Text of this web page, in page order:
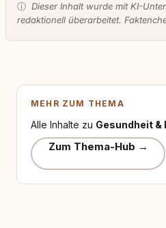
ⓘ Dieser Inhalt wurde mit KI-
redaktionell überarbeitet.
MEHR ZUM THEMA
Alle Inhalte zu Gesundheit &
Zum Thema-Hub →